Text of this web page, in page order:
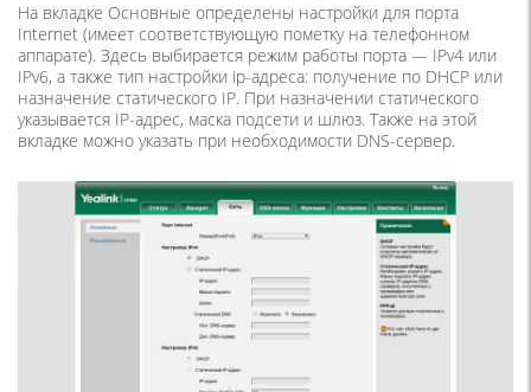
На вкладке Основные определены настройки для порта
Internet (имеет соответствующую пометку на телефонном
аппарате). Здесь выбирается режим работы порта — IPv4 или
IPv6, а также тип настройки ip-адреса: получение по DHCP или
назначение статического IP. При назначении статического
указывается IP-адрес, маска подсети и шлюз. Также на этой
вкладке можно указать при необходимости DNS-сервер.